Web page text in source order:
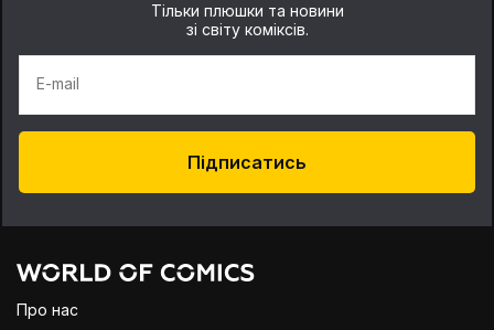
Тільки плюшки та новини
зі світу коміксів.
E-mail
Підписатись
Про нас